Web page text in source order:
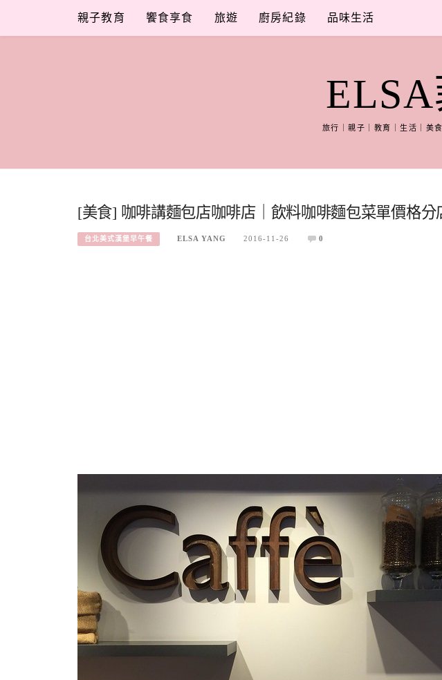
content
親子教育 饗食享食 旅遊 廚房紀錄 品味生活
旅行｜親子｜教育｜生活｜美
[美食] 咖啡講麵包店咖啡店｜飲料咖啡麵包菜單價格分
台北美式漢堡早午餐 ELSA YANG 2016-11-26 0